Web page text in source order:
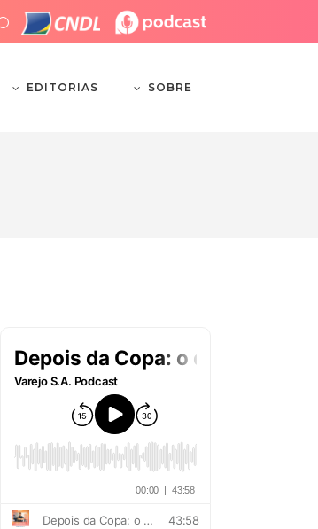
EDITORIAS SOBRE